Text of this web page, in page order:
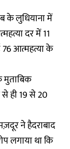
के लुधियाना में
दर में 11
76 आत्महत्या के
से ही 19 से 20
ने हैदराबाद
लगाया था कि